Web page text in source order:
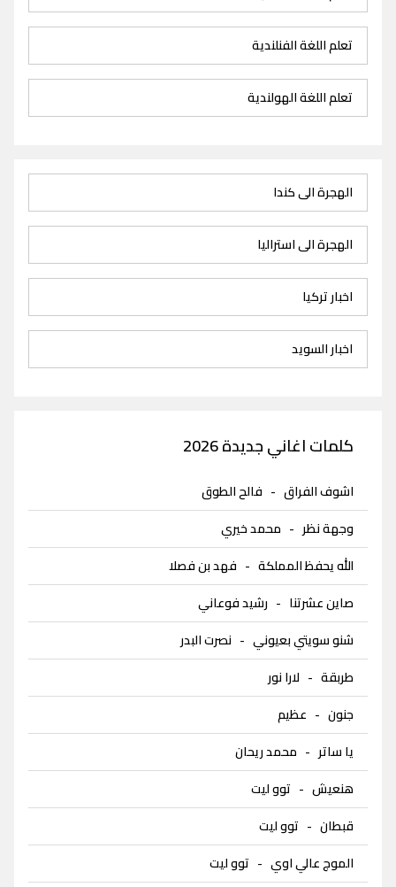
تعلم اللغة الفنلندية
تعلم اللغة الهولندية
الهجرة الى كندا
الهجرة الى استراليا
اخبار تركيا
اخبار السويد
كلمات اغاني جديدة 2026
اشوف الفراق - فالح الطوق
وجهة نظر - محمد خيري
الله يحفظ المملكة - فهد بن فصلا
صاين عشرتنا - رشيد فوعاني
شنو سويتي بعيوني - نصرت البدر
طربقة - لارا نور
جنون - عظيم
يا ساتر - محمد ريحان
هنعيش - توو ليت
قبطان - توو ليت
الموج عالي اوي - توو ليت